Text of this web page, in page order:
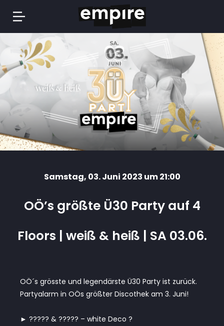
zum
Inhalt
Samstag, 03. Juni 2023 um 21:00
OÖ’s größte Ü30 Party auf 4
Floors | weiß & heiß | SA 03.06.
OÖ´s grösste und legendärste Ü30 Party ist zurück.
Partyalarm in OÖs größter Discothek am 3. Juni!
► ????? & ????? – white Deco ?